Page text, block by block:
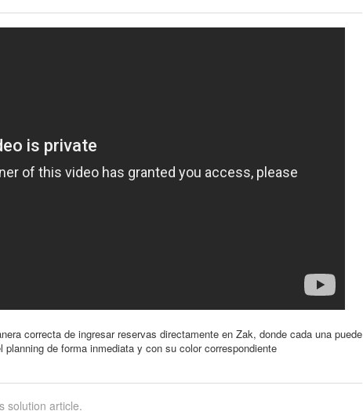
correcta de ingresar reservas directamente en Zak, donde cada una puede
planning de forma inmediata y con su color correspondiente
solution article.